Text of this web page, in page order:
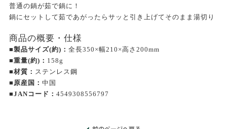
普通の鍋が茹で鍋に！
鍋にセットして茹であがったらサッと引き上げてそのまま湯切り
商品の概要・仕様
■製品サイズ(約)： 全長350×幅210×高さ200mm
■重量(約)： 158g
■材質： ステンレス鋼
■原産国： 中国
■JANコード： 4549308556797